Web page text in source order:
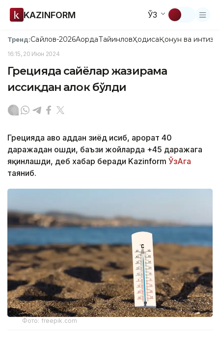
KAZINFORM ЎЗ
Тренд:Сайлов-2026АқордаТайинловҲодисаҚонун ва
16:15, 20 Июн 2024
Грецияда сайёҳлар жазирама
иссиқдан ҳалок бўлди
Грецияда ҳаво ҳаддан зиёд исиб, ҳарорат 40
даражадан ошди, баъзи жойларда +45 даражага
яқинлашди, деб хабар беради Kazinform ЎзАга
таяниб.
Фото: freepik.com